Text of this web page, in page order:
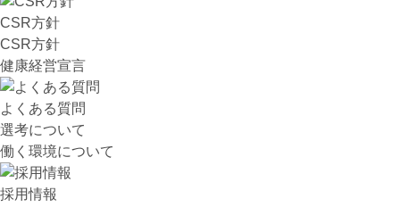
CSR方針
CSR方針
健康経営宣言
よくある質問
選考について
働く環境について
採用情報